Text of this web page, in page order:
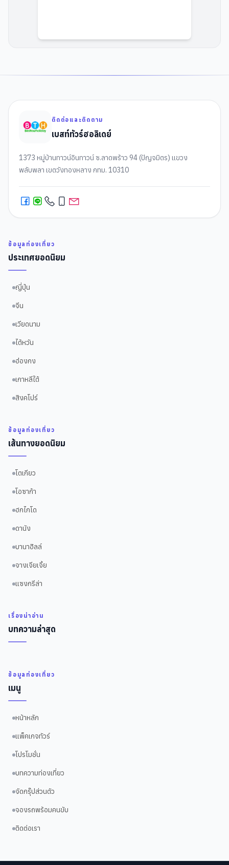
ติดต่อและติดตาม
เบสท์ทัวร์ฮอลิเดย์
1373 หมู่บ้านทาวน์อินทาวน์ ซ.ลาดพร้าว 94 (ปัญจมิตร) แขวง
พลับพลา เขตวังทองหลาง กทม. 10310
ข้อมูลท่องเที่ยว
ประเทศยอดนิยม
ญี่ปุ่น
จีน
เวียดนาม
ไต้หวัน
ฮ่องกง
เกาหลีใต้
สิงคโปร์
ข้อมูลท่องเที่ยว
เส้นทางยอดนิยม
โตเกียว
โอซาก้า
ฮกไกโด
ดานัง
บานาฮิลล์
จางเจียเจี้ย
แซงกรีล่า
เรื่องน่าอ่าน
บทความล่าสุด
ข้อมูลท่องเที่ยว
เมนู
หน้าหลัก
แพ็คเกจทัวร์
โปรโมชั่น
บทความท่องเที่ยว
จัดกรุ๊ปส่วนตัว
จองรถพร้อมคนขับ
ติดต่อเรา